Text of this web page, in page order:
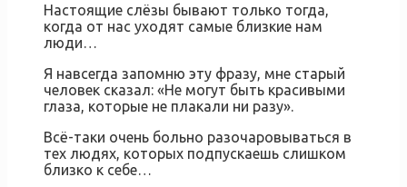
Настоящие слёзы бывают только тогда,
когда от нас уходят самые близкие нам
люди…
Я навсегда запомню эту фразу, мне старый
человек сказал: «Не могут быть красивыми
глаза, которые не плакали ни разу».
Всё-таки очень больно разочаровываться в
тех людях, которых подпускаешь слишком
близко к себе…